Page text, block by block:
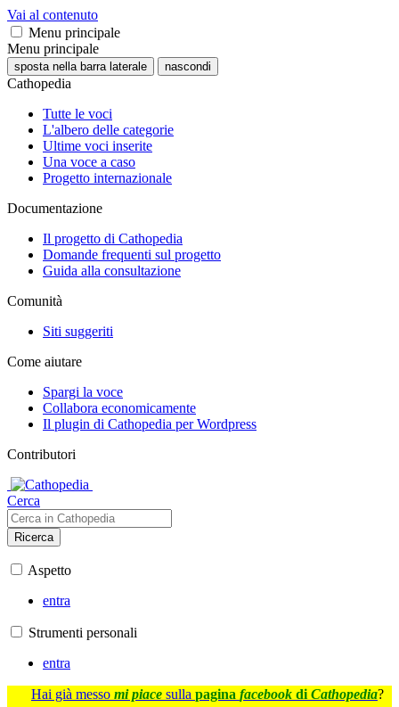
Vai al contenuto
Menu principale
Menu principale
sposta nella barra laterale nascondi
Cathopedia
Tutte le voci
L'albero delle categorie
Ultime voci inserite
Una voce a caso
Progetto internazionale
Documentazione
Il progetto di Cathopedia
Domande frequenti sul progetto
Guida alla consultazione
Comunità
Siti suggeriti
Come aiutare
Spargi la voce
Collabora economicamente
Il plugin di Cathopedia per Wordpress
Contributori
Cerca
Ricerca
Aspetto
entra
Strumenti personali
entra
Hai già messo mi piace sulla pagina facebook di Cathopedia?